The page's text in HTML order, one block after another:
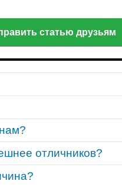
статью друзьям
отличников?